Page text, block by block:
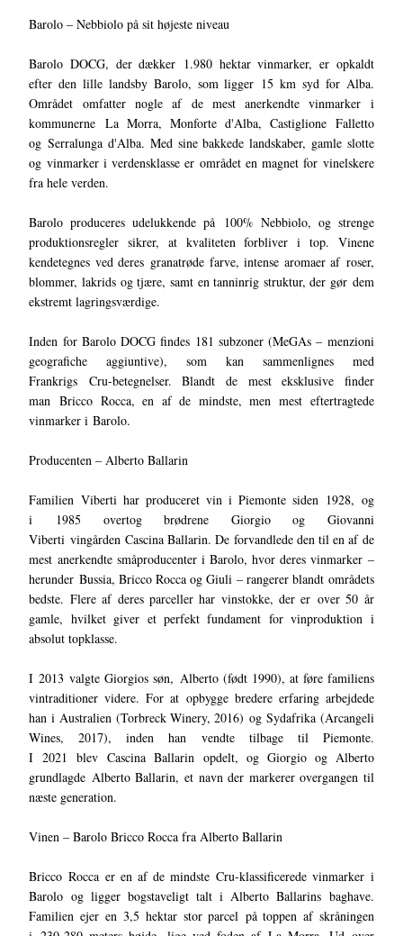
Barolo – Nebbiolo på sit højeste niveau
Barolo DOCG, der dækker 1.980 hektar vinmarker, er opkaldt
efter den lille landsby Barolo, som ligger 15 km syd for Alba.
Området omfatter nogle af de mest anerkendte vinmarker i
kommunerne La Morra, Monforte d'Alba, Castiglione Falletto
og Serralunga d'Alba. Med sine bakkede landskaber, gamle slotte
og vinmarker i verdensklasse er området en magnet for vinelskere
fra hele verden.
Barolo produceres udelukkende på 100% Nebbiolo, og strenge
produktionsregler sikrer, at kvaliteten forbliver i top. Vinene
kendetegnes ved deres granatrøde farve, intense aromaer af roser,
blommer, lakrids og tjære, samt en tanninrig struktur, der gør dem
ekstremt lagringsværdige.
Inden for Barolo DOCG findes 181 subzoner (MeGAs – menzioni
geografiche aggiuntive), som kan sammenlignes med
Frankrigs Cru-betegnelser. Blandt de mest eksklusive finder
man Bricco Rocca, en af de mindste, men mest eftertragtede
vinmarker i Barolo.
Producenten – Alberto Ballarin
Familien Viberti har produceret vin i Piemonte siden 1928, og
i 1985 overtog brødrene Giorgio og Giovanni
Viberti vingården Cascina Ballarin. De forvandlede den til en af de
mest anerkendte småproducenter i Barolo, hvor deres vinmarker –
herunder Bussia, Bricco Rocca og Giuli – rangerer blandt områdets
bedste. Flere af deres parceller har vinstokke, der er over 50 år
gamle, hvilket giver et perfekt fundament for vinproduktion i
absolut topklasse.
I 2013 valgte Giorgios søn, Alberto (født 1990), at føre familiens
vintraditioner videre. For at opbygge bredere erfaring arbejdede
han i Australien (Torbreck Winery, 2016) og Sydafrika (Arcangeli
Wines, 2017), inden han vendte tilbage til Piemonte.
I 2021 blev Cascina Ballarin opdelt, og Giorgio og Alberto
grundlagde Alberto Ballarin, et navn der markerer overgangen til
næste generation.
Vinen – Barolo Bricco Rocca fra Alberto Ballarin
Bricco Rocca er en af de mindste Cru-klassificerede vinmarker i
Barolo og ligger bogstaveligt talt i Alberto Ballarins baghave.
Familien ejer en 3,5 hektar stor parcel på toppen af skråningen